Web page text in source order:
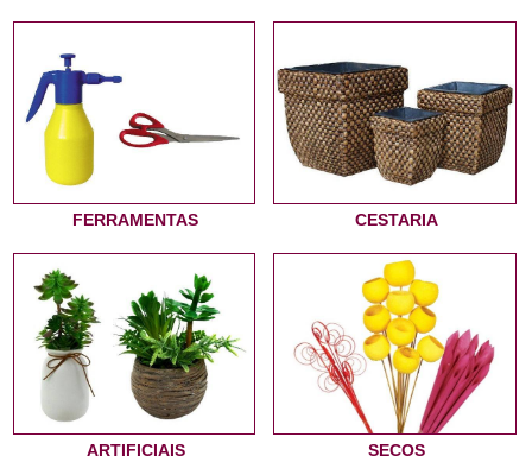
FERRAMENTAS CESTARIA
ARTIFICIAIS SECOS